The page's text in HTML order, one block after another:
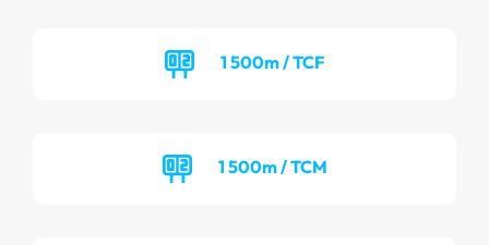
1 500m / TCF
1 500m / TCM